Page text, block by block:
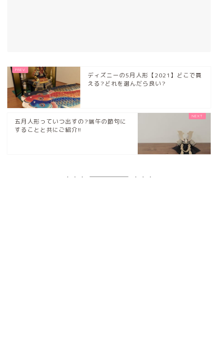
ディズニーの5月人形【2021】どこで買
える?どれを選んだら良い?
五月人形っていつ出すの?端午の節句に
することと共にご紹介!!